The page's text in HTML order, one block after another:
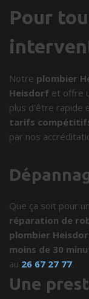
Pour
Notre plombier
Heisdorf et offre
plus d'être rapide
tarifs
par nos
Que ça soit pour un
réparation de
plombier
moins de 30
au 26 67 27 77.
Une